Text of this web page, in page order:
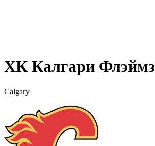
ХК Калгари Флэймз
Calgary